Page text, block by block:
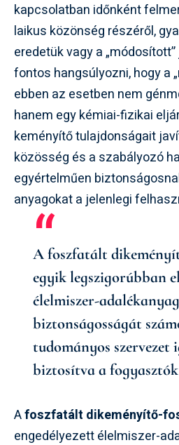
kapcsolatban időnként
laikus közönség részéről,
eredetük vagy a
fontos hangsúlyozni, hogy a
ebben az esetben nem
hanem egy kémiai-fizikai
keményítő tulajdonságait
közösség és a szabályozó
egyértelműen
anyagokat a jelenlegi
A foszfatált
egyik legszigorúbban
élelmiszer-
biztonságosságát
tudományos szervezet
biztosítva a
Afoszfatált dikeményítő-
engedélyezett élelmiszer-